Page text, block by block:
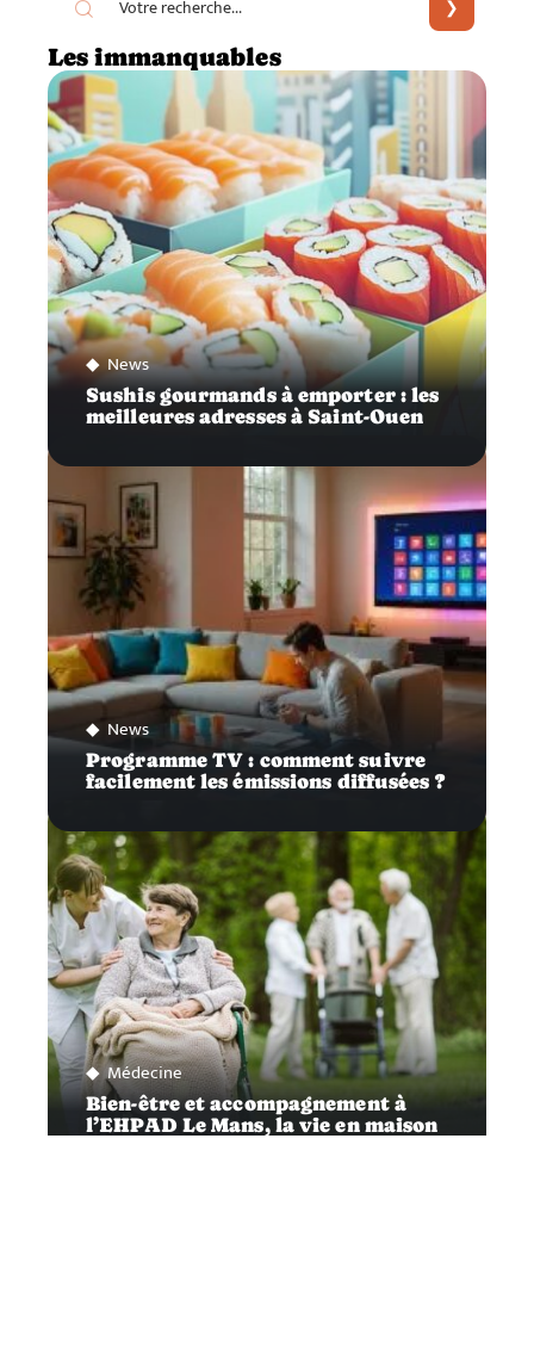
Les immanquables
News
Sushis gourmands à emporter : les
meilleures adresses à Saint-Ouen
News
Programme TV : comment suivre
facilement les émissions diffusées ?
Médecine
Bien-être et accompagnement à
l’EHPAD Le Mans, la vie en maison